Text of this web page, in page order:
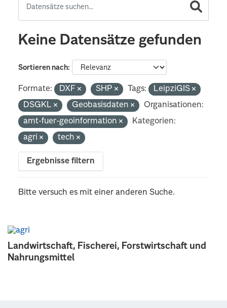
Landwirtschaft, Fischerei, Forstwirtschaft und
Nahrungsmittel
Keine Datensätze gefunden
Sortieren nach
Formate: DXF SHP Tags:
LeipziGIS
DSGKL
Geobasisdaten
Organisationen:
amt-fuer-geoinformation
Kategorien:
agri
tech
Ergebnisse filtern
Bitte versuch es mit einer anderen Suche.